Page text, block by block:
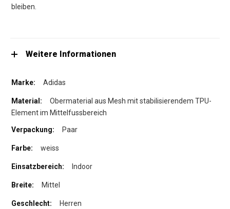
bleiben.
Weitere Informationen
Adidas
Obermaterial aus Mesh mit stabilisierendem TPU-
Element im Mittelfussbereich
Paar
weiss
Indoor
Mittel
Herren